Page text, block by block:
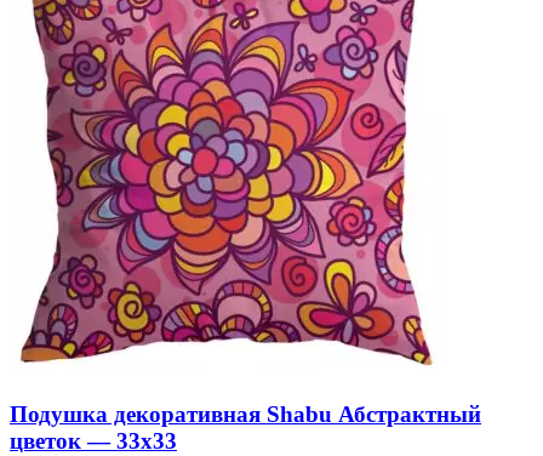
Подушка декоративная Shabu Абстрактный
цветок — 33х33